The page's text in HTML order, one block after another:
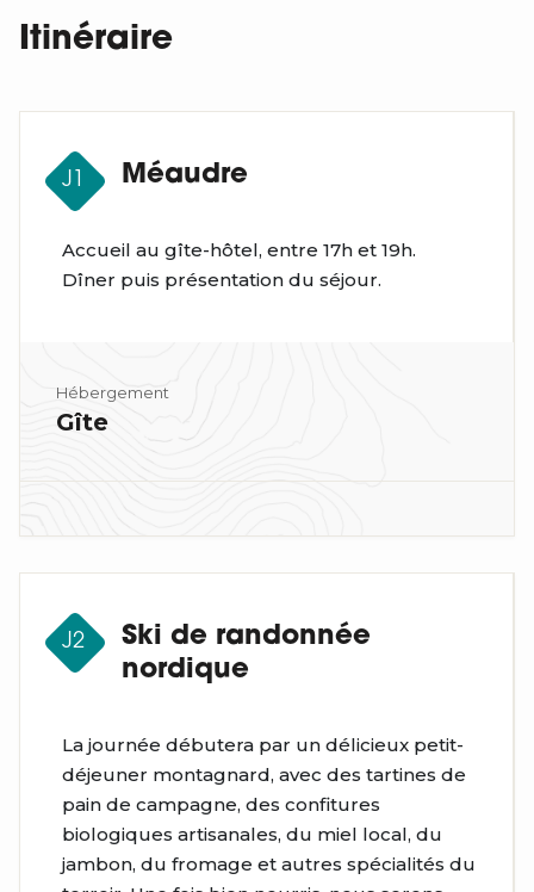
Itinéraire
J1 Méaudre
Accueil au gîte-hôtel, entre 17h et 19h.
Dîner puis présentation du séjour.
Hébergement
Gîte
J2
Ski de randonnée
nordique
La journée débutera par un délicieux petit-
déjeuner montagnard, avec des tartines de
pain de campagne, des confitures
biologiques artisanales, du miel local, du
jambon, du fromage et autres spécialités du